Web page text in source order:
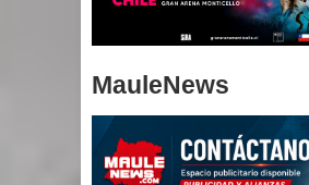
MauleNews